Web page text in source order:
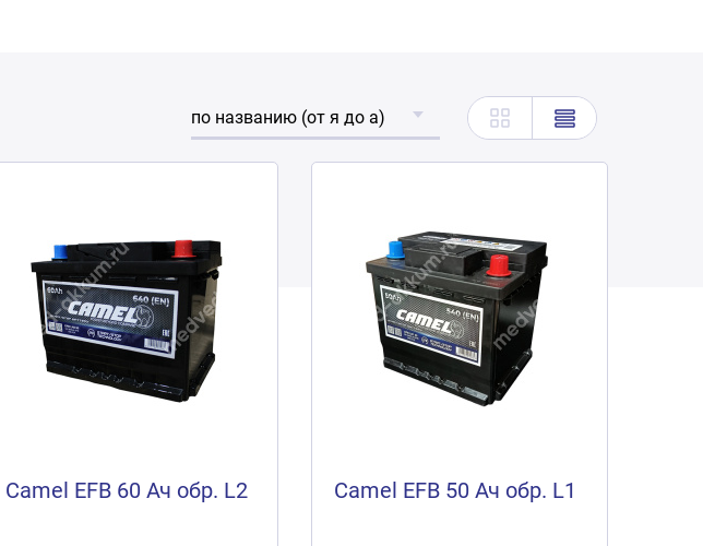
по названию (от я до а)
Camel EFB 60 Ач обр. L2 Camel EFB 50 Ач обр. L1